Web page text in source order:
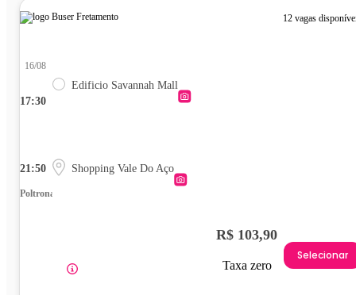
12 vagas
17:30
16/08
Edificio Savannah Mall
21:50 Shopping Vale Do Aço
Poltrona
R$ 103,90
Taxa zero
Selecionar